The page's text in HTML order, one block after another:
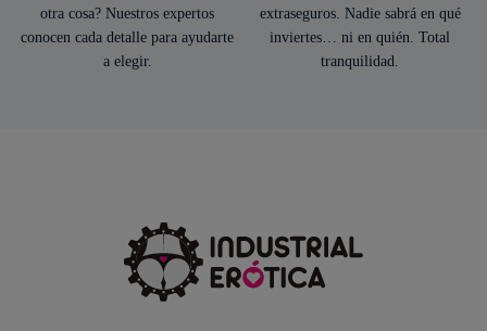
otra cosa? Nuestros expertos
conocen cada detalle para ayudarte
a elegir.
extraseguros. Nadie sabrá en qué
inviertes… ni en quién. Total
tranquilidad.